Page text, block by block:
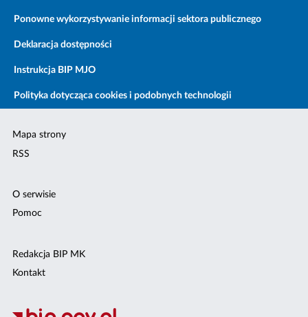
Ponowne wykorzystywanie informacji sektora publicznego
Deklaracja dostępności
Instrukcja BIP MJO
Polityka dotycząca cookies i podobnych technologii
Mapa strony
RSS
O serwisie
Pomoc
Redakcja BIP MK
Kontakt